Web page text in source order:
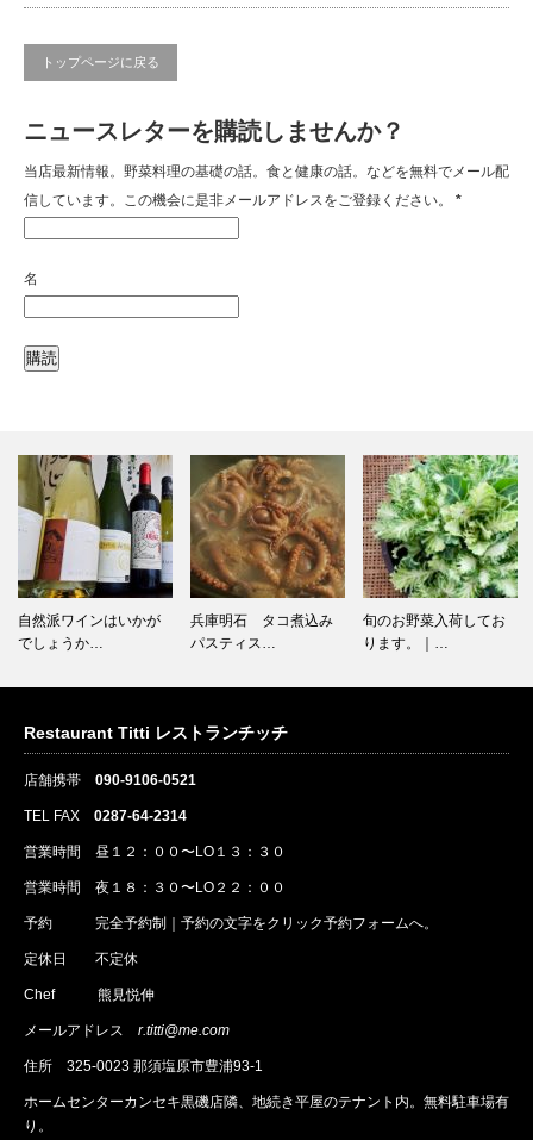
トップページに戻る
ニュースレターを購読しませんか？
当店最新情報。野菜料理の基礎の話。食と健康の話。などを無料でメール配
信しています。この機会に是非メールアドレスをご登録ください。 *
名
自然派ワインはいかが
でしょうか…
兵庫明石 タコ煮込み
パスティス…
旬のお野菜入荷してお
ります。｜…
Restaurant Titti レストランチッチ
店舗携帯 090-9106-0521
TEL FAX 0287-64-2314
営業時間 昼１２：００〜LO１３：３０
営業時間 夜１８：３０〜LO２２：００
予約 完全予約制｜ 予約の文字をクリック予約フォームへ。
定休日 不定休
Chef 熊見悦伸
メールアドレス r.titti@me.com
住所 325-0023 那須塩原市豊浦93-1
ホームセンターカンセキ黒磯店隣、地続き平屋のテナント内。無料駐車場有
り。